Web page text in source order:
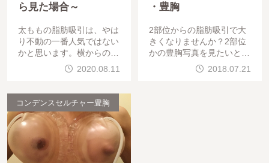
ら見た場合～
太ももの脂肪吸引は、やは
り不動の一番人気ではない
かと思います。横からの写
真が少ないので載せたいと
思います。20代女性 太も
2020.08.11
・豊胸
2部位からの脂肪吸引で大
きくなりませんか？2部位
かの豊胸写真を見たいとい
うお声も頂きます。30代女
性太もも内側・外側 →
2018.07.21
コンデンスセルチャー豊胸